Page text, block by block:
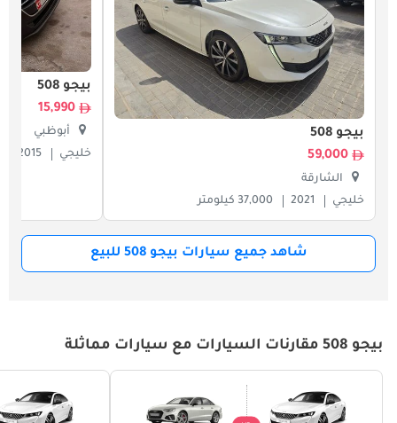
بيجو 508
59,000
الشارقة
خليجي
2021 37,000 كيلومتر
بيجو 508
15,990
أبوظبي
خليجي
2015
شاهد جميع سيارات بيجو 508 للبيع
بيجو 508 مقارنات السيارات مع سيارات مماثلة